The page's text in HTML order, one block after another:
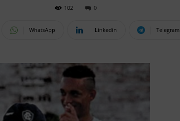
102 0
WhatsApp Linkedin Telegram